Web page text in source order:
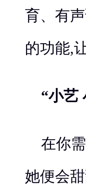
育、有
的功能,
“小艺
在你
她便会